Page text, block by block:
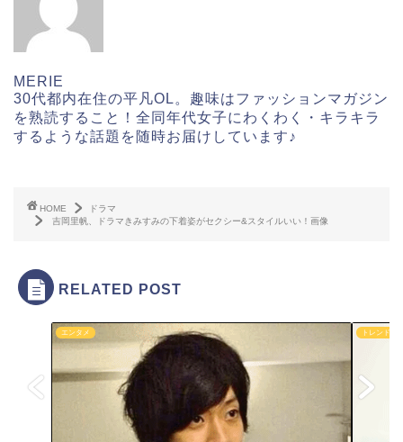
MERIE
30代都内在住の平凡OL。趣味はファッションマガジン
を熟読すること！全同年代女子にわくわく・キラキラ
するような話題を随時お届けしています♪
HOME
ドラマ
吉岡里帆、ドラマきみすみの下着姿がセクシー&スタイルいい！画像
RELATED POST
エンタメ トレンド